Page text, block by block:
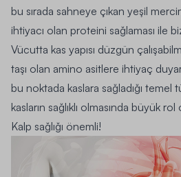
bu sırada sahneye çıkan yeşil
ihtiyacı olan proteini sağlaması ile
Vücutta kas yapısı düzgün
taşı olan amino asitlere ihtiyaç
bu noktada kaslara sağladığı temel
kasların sağlıklı olmasında büyük
Kalp sağlığı önemli!